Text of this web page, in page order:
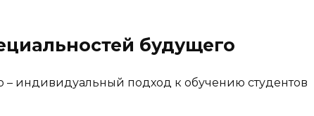
будущего
– индивидуальный подход к обучению студентов